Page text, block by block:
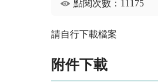
點閱次數：11175
請自行下載檔案
附件下載